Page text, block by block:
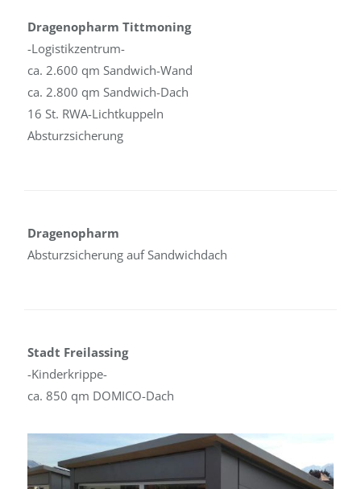
Dragenopharm Tittmoning
-Logistikzentrum-
ca. 2.600 qm Sandwich-Wand
ca. 2.800 qm Sandwich-Dach
16 St. RWA-Lichtkuppeln
Absturzsicherung
Dragenopharm
Absturzsicherung auf Sandwichdach
Stadt Freilassing
-Kinderkrippe-
ca. 850 qm DOMICO-Dach